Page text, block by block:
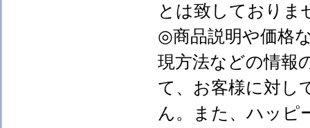
とは致しておりま
◎商品説明や価格
現方法などの情報
て、お客様に対し
ん。また、ハッピ